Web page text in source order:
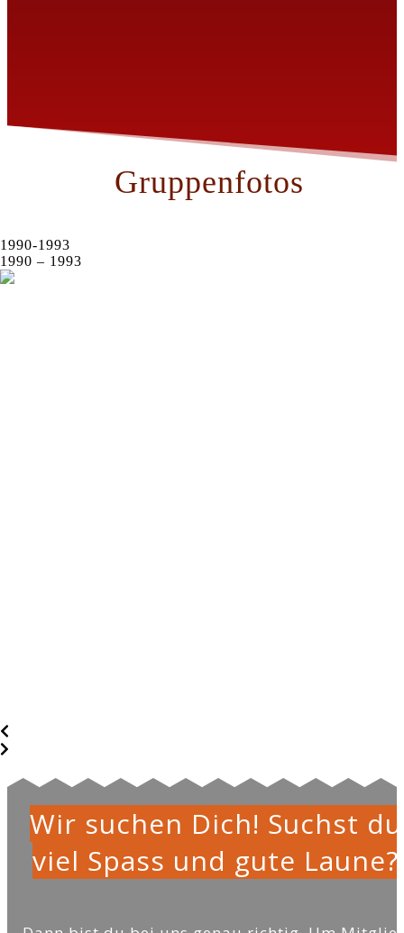
Gruppenfotos
1990-1993
1990 – 1993
Wir suchen Dich! Suchst du
viel Spass und gute Laune?